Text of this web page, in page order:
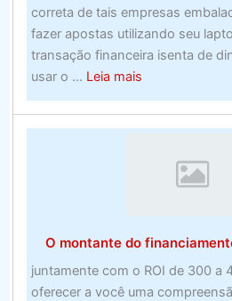
correta de tais empresas
fazer apostas utilizando seu
transação financeira isenta de
usar o ... Leia maisabout
o
software
esportivas
perfeito
no
O montante do
juntamente com o ROI de 300 a
oferecer a você uma